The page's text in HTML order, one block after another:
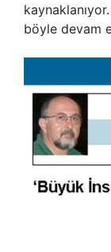
böyle devam